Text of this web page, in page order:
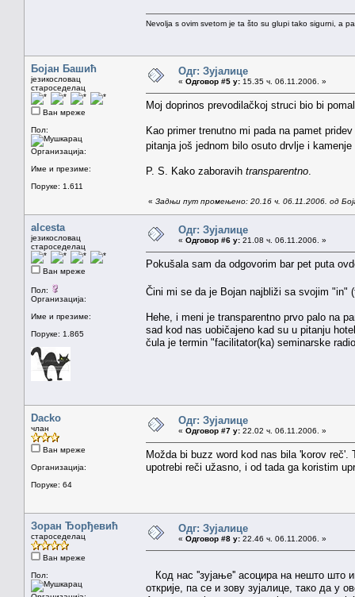
Nevolja s ovim svetom je ta što su glupi tako sigurni, a
Бојан Башић
језикословац
староседелац
Ван мреже
Пол:
Организација:
Име и презиме:
Поруке: 1.611
Одг: Зујалице
« Одговор #5 у: 15.35 ч. 06.11.2006. »
Moj doprinos prevodilačkoj struci bio bi
Kao primer trenutno mi pada na pamet pridev
pitanja još jednom bilo osuto drvlje i
P. S. Kako zaboravih transparentno
« Задњи пут промењено: 20.16 ч. 06.11.2006. од
alcesta
језикословац
староседелац
Ван мреже
Пол:
Организација:
Име и презиме:
Поруке: 1.865
Одг: Зујалице
« Одговор #6 у: 21.08 ч. 06.11.2006. »
Pokušala sam da odgovorim bar pet puta
Čini mi se da je Bojan najbliži sa svojim "in"
Hehe, i meni je transparentno prvo palo na
sad kod nas uobičajeno kad su u pitanju
čula je termin "facilitator(ka) seminarske
Dacko
члан
Ван мреже
Организација:
Поруке: 64
Одг: Зујалице
« Одговор #7 у: 22.02 ч. 06.11.2006. »
Možda bi buzz word kod nas bila 'korov
upotrebi reči užasno, i od tada ga koristim
Зоран Ђорђевић
староседелац
Ван мреже
Пол:
Одг: Зујалице
« Одговор #8 у: 22.46 ч. 06.11.2006. »
Код нас ''зујање'' асоцира на нешто што
открије, па се и зову зујалице, тако да у